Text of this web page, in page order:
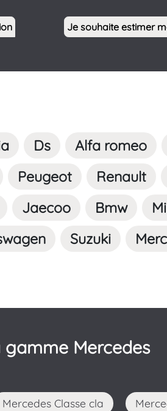
Je souhaite estimer
Ds Alfa romeo
Peugeot Renault
Jaecoo Bmw
Suzuki
Mercedes
Mercedes Classe cla